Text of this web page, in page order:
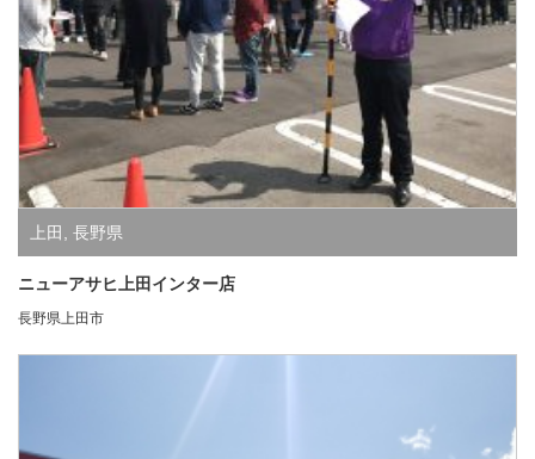
上田 長野県
ニューアサヒ上田インター店
長野県上田市